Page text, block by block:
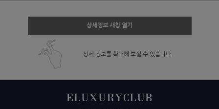
상세정보 새창 열기
상세 정보를 확대해 보실 수 있습니다.